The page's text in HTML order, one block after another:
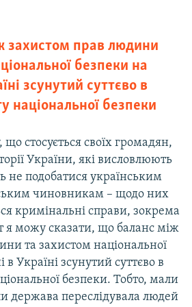
захистом прав людини
безпеки на
зсунутий суттєво в
національної безпеки
стосується своїх громадян,
України, які висловлюють
не подобатися українським
чиновникам – щодо них
кримінальні справи, зокрема
я можу сказати, що баланс між
та захистом національної
в Україні зсунутий суттєво в
безпеки. Тобто, мали
держава переслідувала людей